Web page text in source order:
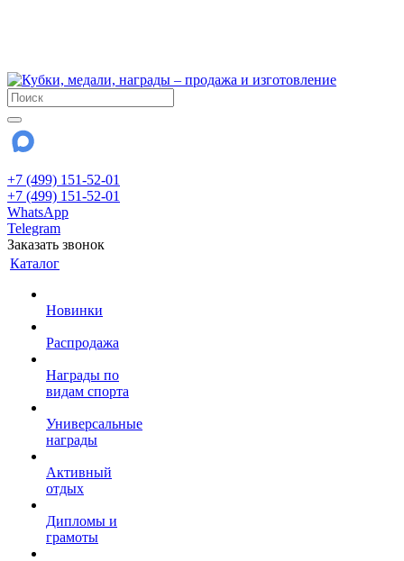
+7 (499) 151-52-01
+7 (499) 151-52-01
WhatsApp
Telegram
Заказать звонок
Каталог
Новинки
Распродажа
Награды по
видам спорта
Универсальные
награды
Активный
отдых
Дипломы и
грамоты